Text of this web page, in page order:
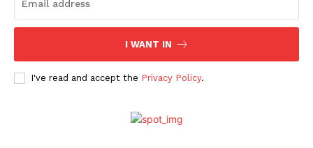
I WANT IN
I've read and accept the Privacy Policy.